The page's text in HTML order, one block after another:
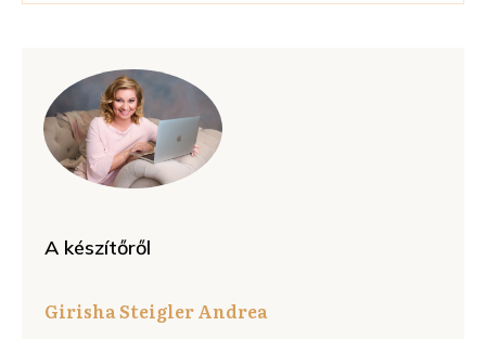
A készítőről
Girisha Steigler Andrea